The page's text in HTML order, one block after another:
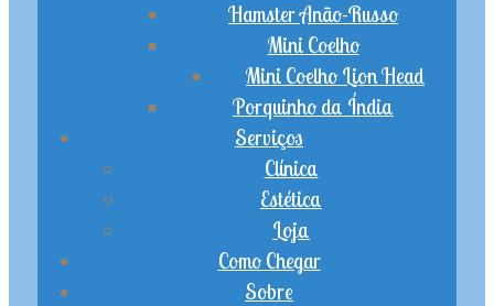
Hamster Anão-Russo
Mini Coelho
Mini Coelho Lion Head
Porquinho da Índia
Serviços
Clínica
Estética
Loja
Como Chegar
Sobre